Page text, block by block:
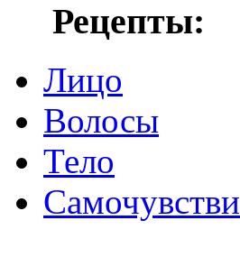
Рецепты:
Лицо
Волосы
Тело